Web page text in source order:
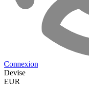
Connexion
Devise
EUR